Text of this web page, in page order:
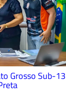
Grosso Sub-13